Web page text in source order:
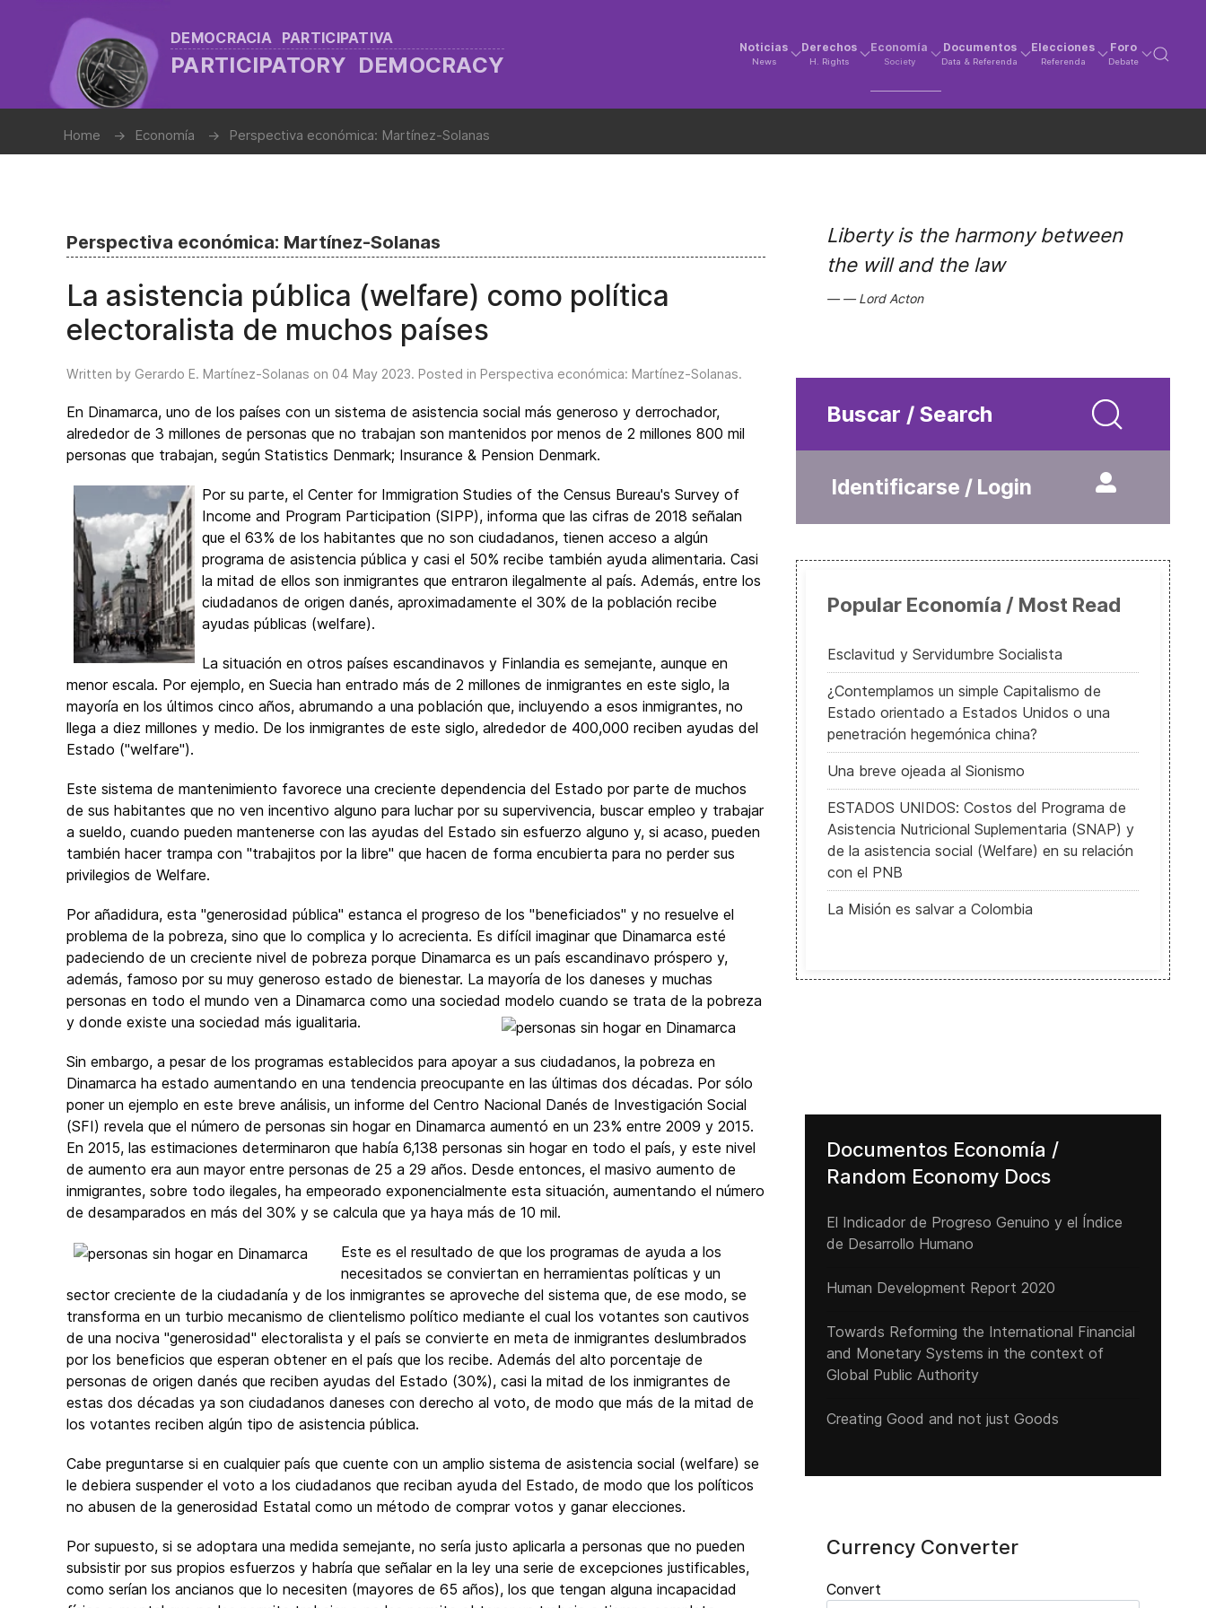
DEMOCRACIA PARTICIPATIVA
PARTICIPATORY DEMOCRACY
Noticias
News
Derechos
H. Rights
Economía
Society
Documentos
Data & Referenda
Elecciones
Referenda
Foro
Debate
Home Economía Perspectiva económica: Martínez-Solanas
Perspectiva económica: Martínez-Solanas
La asistencia pública (welfare) como política
electoralista de muchos países
Written by Gerardo E. Martínez-Solanas on 04 May 2023. Posted in Perspectiva económica: Martínez-Solanas.
En Dinamarca, uno de los países con un sistema de asistencia social más generoso y derrochador,
alrededor de 3 millones de personas que no trabajan son mantenidos por menos de 2 millones 800 mil
personas que trabajan, según Statistics Denmark; Insurance & Pension Denmark.
Por su parte, el Center for Immigration Studies of the Census Bureau's Survey of
Income and Program Participation (SIPP), informa que las cifras de 2018 señalan
que el 63% de los habitantes que no son ciudadanos, tienen acceso a algún
programa de asistencia pública y casi el 50% recibe también ayuda alimentaria. Casi
la mitad de ellos son inmigrantes que entraron ilegalmente al país. Además, entre los
ciudadanos de origen danés, aproximadamente el 30% de la población recibe
ayudas públicas (welfare).
La situación en otros países escandinavos y Finlandia es semejante, aunque en
menor escala. Por ejemplo, en Suecia han entrado más de 2 millones de inmigrantes en este siglo, la
mayoría en los últimos cinco años, abrumando a una población que, incluyendo a esos inmigrantes, no
llega a diez millones y medio. De los inmigrantes de este siglo, alrededor de 400,000 reciben ayudas del
Estado ("welfare").
Este sistema de mantenimiento favorece una creciente dependencia del Estado por parte de muchos
de sus habitantes que no ven incentivo alguno para luchar por su supervivencia, buscar empleo y trabajar
a sueldo, cuando pueden mantenerse con las ayudas del Estado sin esfuerzo alguno y, si acaso, pueden
también hacer trampa con "trabajitos por la libre" que hacen de forma encubierta para no perder sus
privilegios de Welfare.
Por añadidura, esta "generosidad pública" estanca el progreso de los "beneficiados" y no resuelve el
problema de la pobreza, sino que lo complica y lo acrecienta. Es difícil imaginar que Dinamarca esté
padeciendo de un creciente nivel de pobreza porque Dinamarca es un país escandinavo próspero y,
además, famoso por su muy generoso estado de bienestar. La mayoría de los daneses y muchas
personas en todo el mundo ven a Dinamarca como una sociedad modelo cuando se trata de la pobreza
y donde existe una sociedad más igualitaria.
Sin embargo, a pesar de los programas establecidos para apoyar a sus ciudadanos, la pobreza en
Dinamarca ha estado aumentando en una tendencia preocupante en las últimas dos décadas. Por sólo
poner un ejemplo en este breve análisis, un informe del Centro Nacional Danés de Investigación Social
(SFI) revela que el número de personas sin hogar en Dinamarca aumentó en un 23% entre 2009 y 2015.
En 2015, las estimaciones determinaron que había 6,138 personas sin hogar en todo el país, y este nivel
de aumento era aun mayor entre personas de 25 a 29 años. Desde entonces, el masivo aumento de
inmigrantes, sobre todo ilegales, ha empeorado exponencialmente esta situación, aumentando el número
de desamparados en más del 30% y se calcula que ya haya más de 10 mil.
Este es el resultado de que los programas de ayuda a los
necesitados se conviertan en herramientas políticas y un
sector creciente de la ciudadanía y de los inmigrantes se aproveche del sistema que, de ese modo, se
transforma en un turbio mecanismo de clientelismo político mediante el cual los votantes son cautivos
de una nociva "generosidad" electoralista y el país se convierte en meta de inmigrantes deslumbrados
por los beneficios que esperan obtener en el país que los recibe. Además del alto porcentaje de
personas de origen danés que reciben ayudas del Estado (30%), casi la mitad de los inmigrantes de
estas dos décadas ya son ciudadanos daneses con derecho al voto, de modo que más de la mitad de
los votantes reciben algún tipo de asistencia pública.
Cabe preguntarse si en cualquier país que cuente con un amplio sistema de asistencia social (welfare) se
le debiera suspender el voto a los ciudadanos que reciban ayuda del Estado, de modo que los políticos
no abusen de la generosidad Estatal como un método de comprar votos y ganar elecciones.
Por supuesto, si se adoptara una medida semejante, no sería justo aplicarla a personas que no pueden
subsistir por sus propios esfuerzos y habría que señalar en la ley una serie de excepciones justificables,
como serían los ancianos que lo necesiten (mayores de 65 años), los que tengan alguna incapacidad
Liberty is the harmony between
the will and the law
Lord Acton
Buscar / Search
Identificarse / Login
Popular Economía / Most Read
Esclavitud y Servidumbre Socialista
¿Contemplamos un simple Capitalismo de
Estado orientado a Estados Unidos o una
penetración hegemónica china?
Una breve ojeada al Sionismo
ESTADOS UNIDOS: Costos del Programa de
Asistencia Nutricional Suplementaria (SNAP) y
de la asistencia social (Welfare) en su relación
con el PNB
La Misión es salvar a Colombia
Documentos Economía /
Random Economy Docs
El Indicador de Progreso Genuino y el Índice
de Desarrollo Humano
Human Development Report 2020
Towards Reforming the International Financial
and Monetary Systems in the context of
Global Public Authority
Creating Good and not just Goods
Currency Converter
Convert